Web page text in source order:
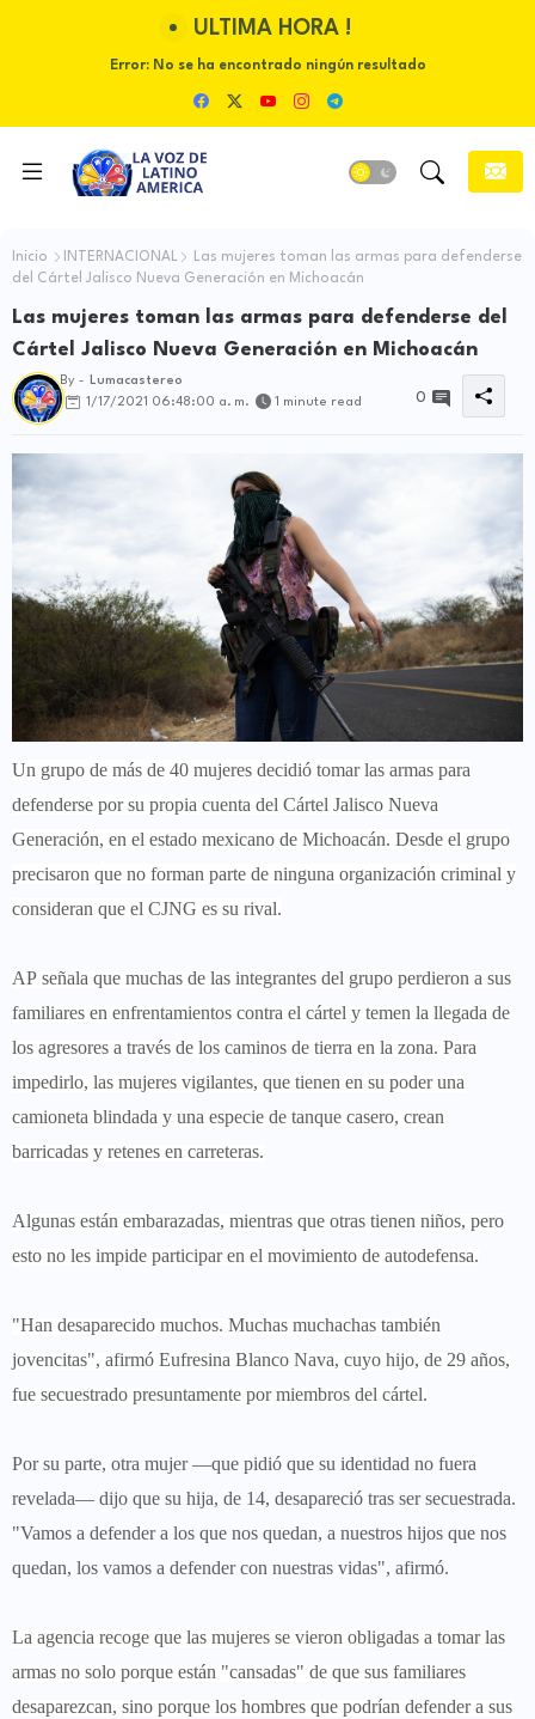
ULTIMA HORA !
Error:No se ha encontrado ningún resultado
Inicio INTERNACIONAL
Las mujeres toman las armas para defenderse
del Cártel Jalisco Nueva Generación en Michoacán
Las mujeres toman las armas para defenderse del
Cártel Jalisco Nueva Generación en Michoacán
By -
Lumacastereo
1/17/2021 06:48:00 a. m.
1 minute read 0
Un grupo de más de 40 mujeres decidió tomar las armas para
defenderse por su propia cuenta del Cártel Jalisco Nueva
Generación, en el estado mexicano de Michoacán. Desde el grupo
precisaron que no forman parte de ninguna organización criminal y
consideran que el CJNG es su rival.
AP señala que muchas de las integrantes del grupo perdieron a sus
familiares en enfrentamientos contra el cártel y temen la llegada de
los agresores a través de los caminos de tierra en la zona. Para
impedirlo, las mujeres vigilantes, que tienen en su poder una
camioneta blindada y una especie de tanque casero, crean
barricadas y retenes en carreteras.
Algunas están embarazadas, mientras que otras tienen niños, pero
esto no les impide participar en el movimiento de autodefensa.
"Han desaparecido muchos. Muchas muchachas también
jovencitas", afirmó Eufresina Blanco Nava, cuyo hijo, de 29 años,
fue secuestrado presuntamente por miembros del cártel.
Por su parte, otra mujer —que pidió que su identidad no fuera
revelada— dijo que su hija, de 14, desapareció tras ser secuestrada.
"Vamos a defender a los que nos quedan, a nuestros hijos que nos
quedan, los vamos a defender con nuestras vidas", afirmó.
La agencia recoge que las mujeres se vieron obligadas a tomar las
armas no solo porque están "cansadas" de que sus familiares
desaparezcan, sino porque los hombres que podrían defender a sus